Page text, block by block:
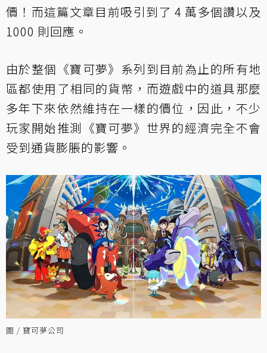
價！而這篇文章目前吸引到了 4 萬多個讚以及
1000 則回應。
由於整個《寶可夢》系列到目前為止的所有地
區都使用了相同的貨幣，而遊戲中的道具那麼
多年下來依然維持在一樣的價位，因此，不少
玩家開始推測《寶可夢》世界的經濟完全不會
受到通貨膨脹的影響。
圖 / 寶可夢公司